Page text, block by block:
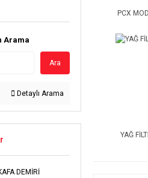
Arama
Ara
Detaylı Arama
DEMİRİ
PCX
YAĞ